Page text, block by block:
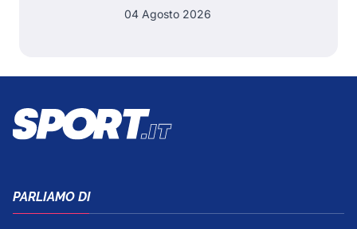
04 Agosto 2026
PARLIAMO DI